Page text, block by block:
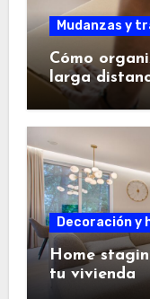
Mudanzas y
Cómo
larga
Decoración y
Home
tu vivienda